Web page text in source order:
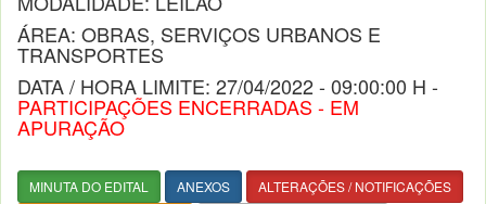
ÁREA: OBRAS, SERVIÇOS URBANOS E
TRANSPORTES
DATA / HORA LIMITE: 27/04/2022 - 09:00:00 H -
PARTICIPAÇÕES ENCERRADAS - EM
APURAÇÃO
MINUTA DO EDITAL ANEXOS
ALTERAÇÕES / NOTIFICAÇÕES